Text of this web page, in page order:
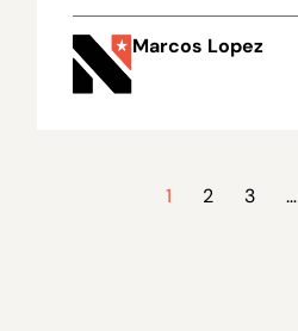
Marcos Lopez
1 2 3 …